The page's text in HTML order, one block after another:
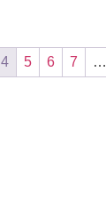
4 5 6 7 …